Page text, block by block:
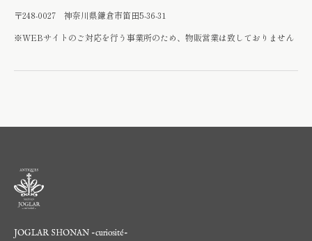
〒248-0027 神奈川県鎌倉市笛田5-36-31
※WEBサイトのご対応を行う事業所のため、物販営業は致しておりません
JOGLAR SHONAN -curiosité-